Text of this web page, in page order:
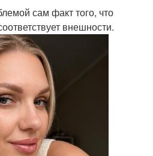
сам факт того, что
внешности.